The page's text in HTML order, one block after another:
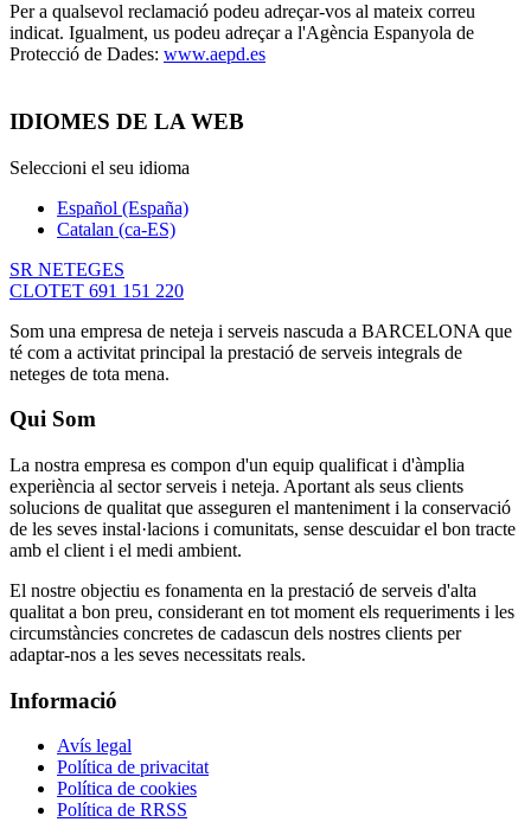
Per a qualsevol reclamació podeu adreçar-vos al mateix correu
indicat. Igualment, us podeu adreçar a l'Agència Espanyola de
Protecció de Dades: www.aepd.es
IDIOMES DE LA WEB
Seleccioni el seu idioma
Español (España)
Catalan (ca-ES)
SR NETEGES
CLOTET 691 151 220
Som una empresa de neteja i serveis nascuda a BARCELONA que
té com a activitat principal la prestació de serveis integrals de
neteges de tota mena.
Qui Som
La nostra empresa es compon d'un equip qualificat i d'àmplia
experiència al sector serveis i neteja. Aportant als seus clients
solucions de qualitat que asseguren el manteniment i la conservació
de les seves instal·lacions i comunitats, sense descuidar el bon tracte
amb el client i el medi ambient.
El nostre objectiu es fonamenta en la prestació de serveis d'alta
qualitat a bon preu, considerant en tot moment els requeriments i les
circumstàncies concretes de cadascun dels nostres clients per
adaptar-nos a les seves necessitats reals.
Informació
Avís legal
Política de privacitat
Política de cookies
Política de RRSS